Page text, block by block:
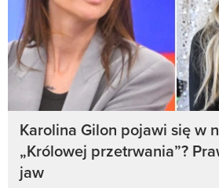
Karolina Gilon pojawi się w
„Królowej przetrwania”?
jaw